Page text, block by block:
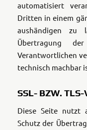
automatisiert
Dritten in einem
aushändigen zu
Übertragung
Verantwortlichen
technisch machbar
SSL- BZW. TLS-
Diese Seite nutzt
Schutz der